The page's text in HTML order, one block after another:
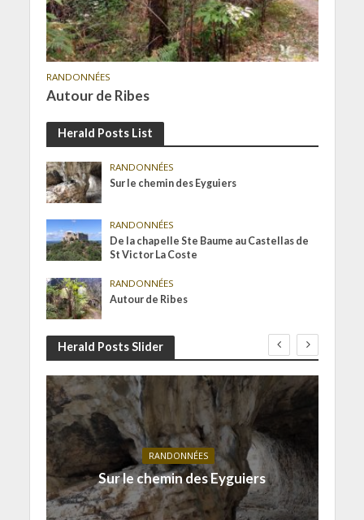
RANDONNÉES
Autour de Ribes
Herald Posts List
RANDONNÉES
Sur le chemin des Eyguiers
RANDONNÉES
De la chapelle Ste Baume au Castellas de
St Victor La Coste
RANDONNÉES
Autour de Ribes
Herald Posts Slider
RANDONNÉES
Sur le chemin des Eyguiers